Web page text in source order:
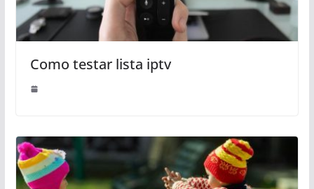
Como testar lista iptv